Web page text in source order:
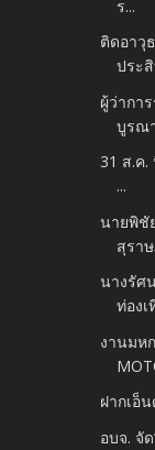
ร...
ติดอาวุ
ประ
ผู้ว่ากา
บูรณ
31 ส.ค
...
นายพิชั
สุรา
นางรัศ
ท่องเ
งานมห
ฝากเอ็
อบจ. จั